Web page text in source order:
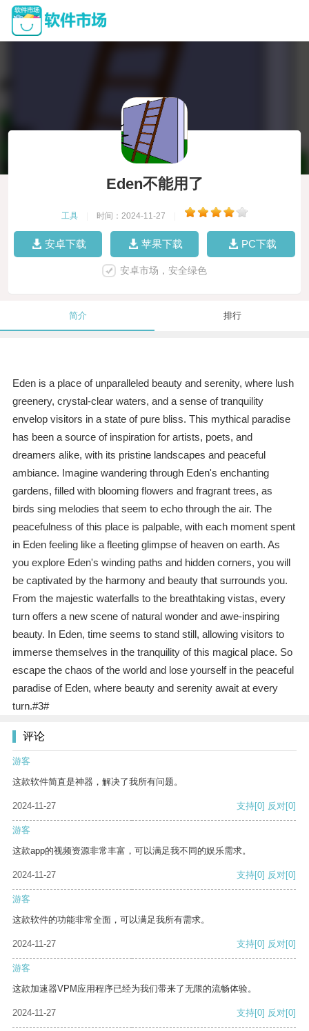
Eden不能用了
工具 时间：2024-11-27
安卓下载 苹果下载 PC下载
安卓市场，安全绿色
简介 排行
Eden is a place of unparalleled beauty and serenity, where lush
greenery, crystal-clear waters, and a sense of tranquility
envelop visitors in a state of pure bliss. This mythical paradise
has been a source of inspiration for artists, poets, and
dreamers alike, with its pristine landscapes and peaceful
ambiance. Imagine wandering through Eden's enchanting
gardens, filled with blooming flowers and fragrant trees, as
birds sing melodies that seem to echo through the air. The
peacefulness of this place is palpable, with each moment spent
in Eden feeling like a fleeting glimpse of heaven on earth. As
you explore Eden's winding paths and hidden corners, you will
be captivated by the harmony and beauty that surrounds you.
From the majestic waterfalls to the breathtaking vistas, every
turn offers a new scene of natural wonder and awe-inspiring
beauty. In Eden, time seems to stand still, allowing visitors to
immerse themselves in the tranquility of this magical place. So
escape the chaos of the world and lose yourself in the peaceful
paradise of Eden, where beauty and serenity await at every
turn.#3#
评论
游客
这款软件简直是神器，解决了我所有问题。
2024-11-27 支持[0] 反对[0]
游客
这款app的视频资源非常丰富，可以满足我不同的娱乐需求。
2024-11-27 支持[0] 反对[0]
游客
这款软件的功能非常全面，可以满足我所有需求。
2024-11-27 支持[0] 反对[0]
游客
这款加速器VPM应用程序已经为我们带来了无限的流畅体验。
2024-11-27 支持[0] 反对[0]